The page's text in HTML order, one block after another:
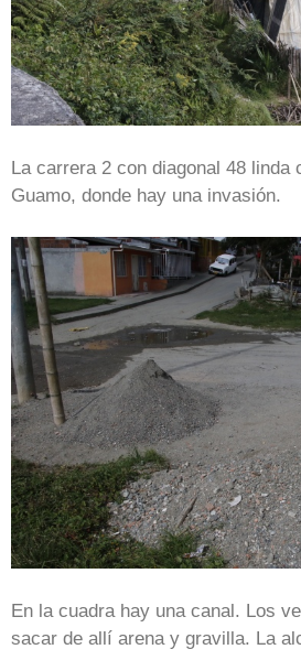
La carrera 2 con diagonal 48 linda
Guamo, donde hay una invasión.
En la cuadra hay una canal. Los
sacar de allí arena y gravilla. La